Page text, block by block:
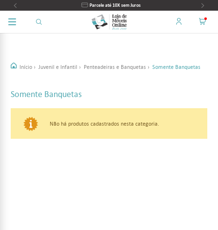
Parcele até 10X sem Juros
Início › Juvenil e Infantil › Penteadeiras e Banquetas › Somente Banquetas
Somente Banquetas
Não há produtos cadastrados nesta categoria.